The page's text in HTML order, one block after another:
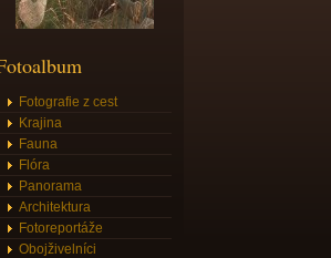
Fotografie z cest
Krajina
Fauna
Flóra
Panorama
Architektura
Fotoreportáže
Obojživelníci